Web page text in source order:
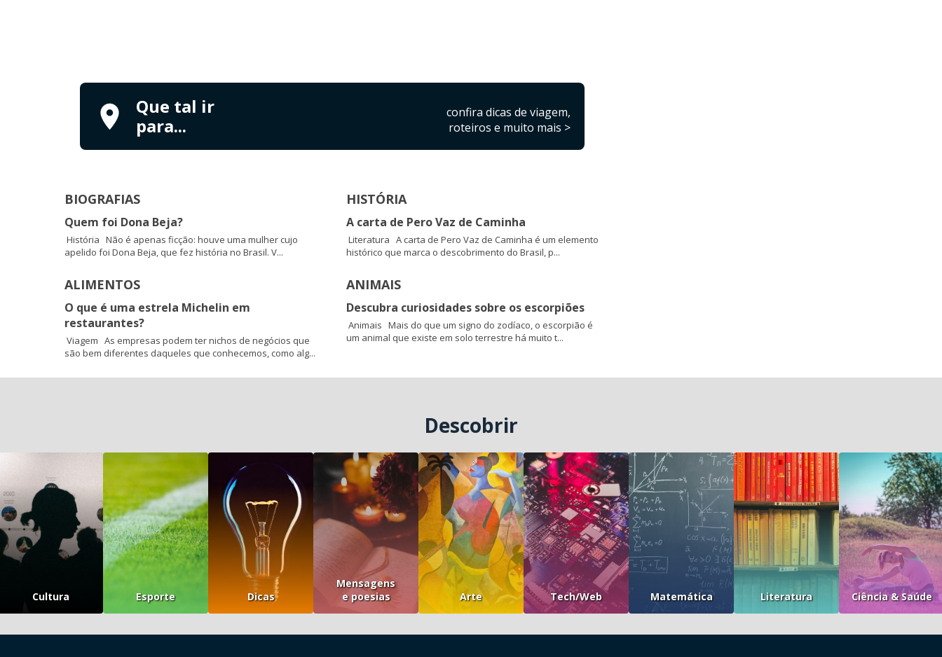
Que tal ir
para...
confira dicas de viagem,
roteiros e muito mais >
BIOGRAFIAS
Quem foi Dona Beja?
História Não é apenas ficção: houve uma mulher cujo
apelido foi Dona Beja, que fez história no Brasil. V...
ALIMENTOS
O que é uma estrela Michelin em
restaurantes?
Viagem As empresas podem ter nichos de negócios que
são bem diferentes daqueles que conhecemos, como alg...
HISTÓRIA
A carta de Pero Vaz de Caminha
Literatura A carta de Pero Vaz de Caminha é um elemento
histórico que marca o descobrimento do Brasil, p...
ANIMAIS
Descubra curiosidades sobre os escorpiões
Animais Mais do que um signo do zodíaco, o escorpião é
um animal que existe em solo terrestre há muito t...
Descobrir
Cultura Esporte Dicas
Mensagens
e poesias
Arte Tech/Web Matemática Literatura Ciência & Saúde